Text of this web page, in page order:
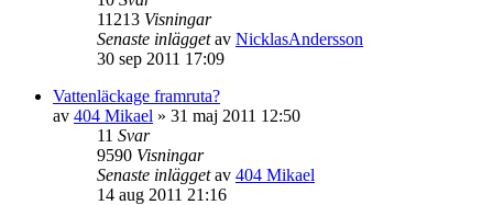
11213 Visningar
Senaste inläggetav NicklasAndersson
30 sep 2011 17:09
Vattenläckage framruta?
av 404 Mikael » 31 maj 2011 12:50
11 Svar
9590 Visningar
Senaste inläggetav 404 Mikael
14 aug 2011 21:16